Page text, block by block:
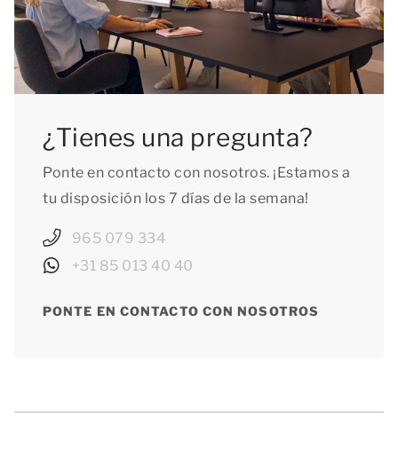
¿Tienes una pregunta?
Ponte en contacto con nosotros. ¡Estamos a
tu disposición los 7 días de la semana!
965 079 334
+31 85 013 40 40
PONTE EN CONTACTO CON NOSOTROS